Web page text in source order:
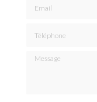
Message